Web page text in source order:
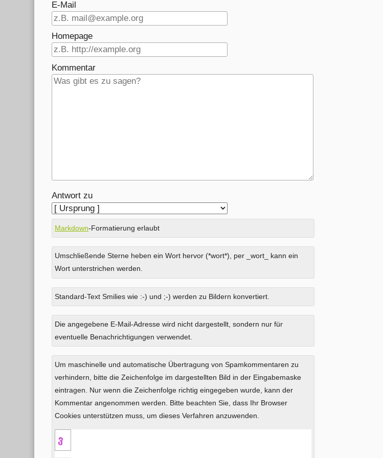
E-Mail
Homepage
Kommentar
Antwort zu
Markdown-Formatierung erlaubt
Umschließende Sterne heben ein Wort hervor (*wort*), per _wort_ kann ein
Wort unterstrichen werden.
Standard-Text Smilies wie :-) und ;-) werden zu Bildern konvertiert.
Was
Neun
minus
Die angegebene E-Mail-Adresse wird nicht dargestellt, sondern nur für
eventuelle Benachrichtigungen verwendet.
Um maschinelle und automatische Übertragung von Spamkommentaren zu
verhindern, bitte die Zeichenfolge im dargestellten Bild in der Eingabemaske
eintragen. Nur wenn die Zeichenfolge richtig eingegeben wurde, kann der
Kommentar angenommen werden. Bitte beachten Sie, dass Ihr Browser
Cookies unterstützen muss, um dieses Verfahren anzuwenden.